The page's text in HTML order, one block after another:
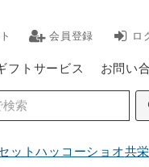
会員登録 ロ
フトサービス お問い
ットハッコーショオ共